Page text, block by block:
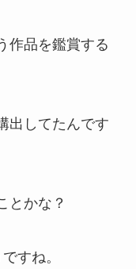
作品を鑑賞する
出してたんです
とかな？
すね。